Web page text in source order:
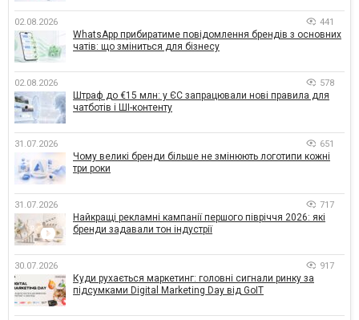
02.08.2026 441
WhatsApp прибиратиме повідомлення брендів з основних
чатів: що зміниться для бізнесу
02.08.2026 578
Штраф до €15 млн: у ЄС запрацювали нові правила для
чатботів і ШІ-контенту
31.07.2026 651
Чому великі бренди більше не змінюють логотипи кожні
три роки
31.07.2026 717
Найкращі рекламні кампанії першого півріччя 2026: які
бренди задавали тон індустрії
30.07.2026 917
Куди рухається маркетинг: головні сигнали ринку за
підсумками Digital Marketing Day від GoIT